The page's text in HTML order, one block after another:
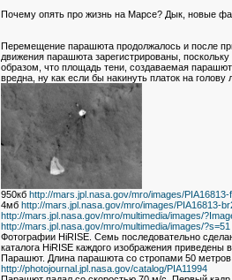
Почему опять про жизнь на Марсе? Дык, новые
Перемещение парашюта продолжалось и после
движения парашюта зарегистрированы,
образом, что площадь тени, создаваемая
вредна, ну как если бы накинуть платок на
950кб http://mars.jpl.nasa.gov/mro/images/PIA16813-
4мб http://mars.jpl.nasa.gov/mro/images/PIA16813-
http://mars.jpl.nasa.gov/mro/multimedia/images/
http://mars.jpl.nasa.gov/mro/multimedia/images/?s=51
Фотографии HiRISE. Семь последовательно
каталога HiRISE каждого изображения приведены
Парашют. Длина парашюта со стропами 50
http://photojournal.jpl.nasa.gov/catalog/PIA11994